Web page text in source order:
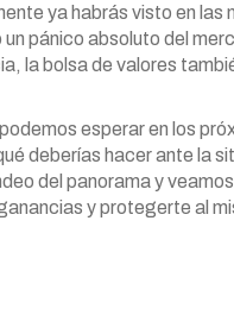
ya habrás visto en las
un pánico absoluto del
la bolsa de valores
esperar en los
deberías hacer ante la
del panorama y
y protegerte al